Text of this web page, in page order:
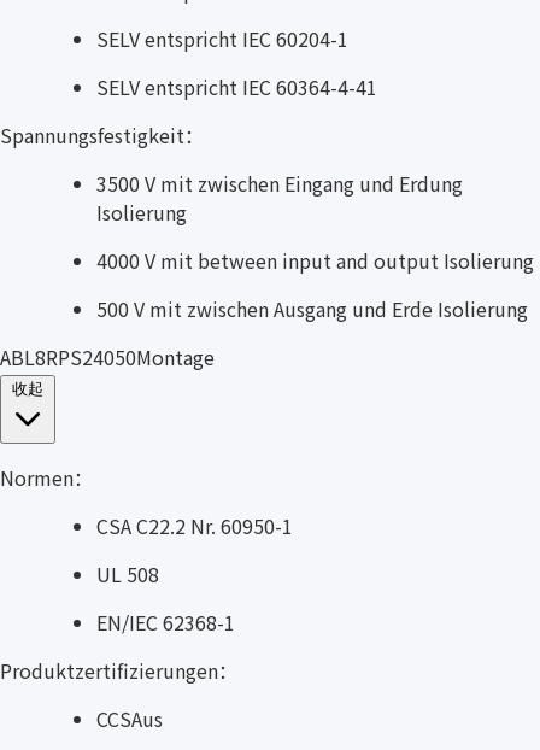
SELV entspricht IEC 60204-1
SELV entspricht IEC 60364-4-41
Spannungsfestigkeit：
3500 V mit zwischen Eingang und Erdung
Isolierung
4000 V mit between input and output Isolierung
500 V mit zwischen Ausgang und Erde Isolierung
ABL8RPS24050Montage
Normen：
CSA C22.2 Nr. 60950-1
UL 508
EN/IEC 62368-1
Produktzertifizierungen：
CCSAus